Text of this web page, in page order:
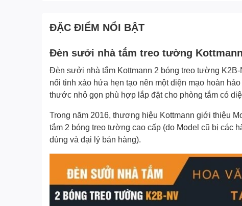
ĐẶC ĐIỂM NỔI BẬT
Đèn sưởi nhà tắm treo tường
Đèn sưởi nhà tắm Kottmann 2 bóng treo tường
nổi tinh xảo hứa hẹn tạo nên một diện mạo hoàn
thước nhỏ gọn phù hợp lắp đặt cho phòng tắm có
Trong năm 2016, thương hiệu Kottmann giới thiệu
tắm 2 bóng treo tường cao cấp (do Model cũ bị các
dùng và đại lý bán hàng).